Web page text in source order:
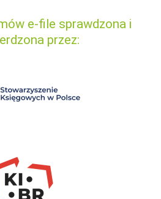
e-file sprawdzona i
przez: